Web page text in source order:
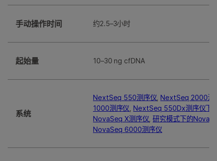
手动操作时间 约2.5–3小时
起始量 10–30 ng cfDNA
系统
NextSeq 550测序仪 ,NextSeq 2000测
1000测序仪 ,NextSeq 550Dx测序仪下
NovaSeq X测序仪 ,研究模式下的
NovaSeq 6000测序仪